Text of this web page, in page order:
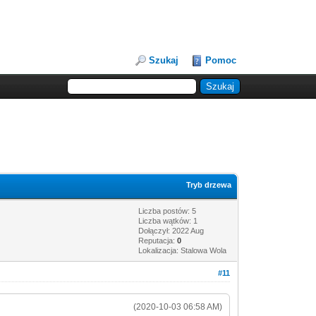
Szukaj Pomoc
Tryb drzewa
Liczba postów: 5
Liczba wątków: 1
Dołączył: 2022 Aug
Reputacja:0
Lokalizacja: Stalowa Wola
#11
(2020-10-03 06:58 AM)